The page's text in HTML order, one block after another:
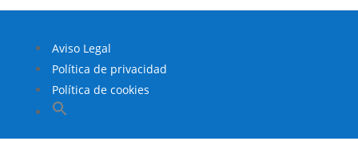
Aviso Legal
Política de privacidad
Política de cookies
Buscar: